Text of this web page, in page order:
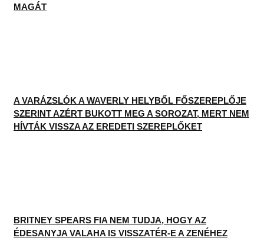
MAGÁT
A VARÁZSLÓK A WAVERLY HELYBŐL FŐSZEREPLŐJE
SZERINT AZÉRT BUKOTT MEG A SOROZAT, MERT NEM
HÍVTÁK VISSZA AZ EREDETI SZEREPLŐKET
BRITNEY SPEARS FIA NEM TUDJA, HOGY AZ
ÉDESANYJA VALAHA IS VISSZATÉR-E A ZENÉHEZ